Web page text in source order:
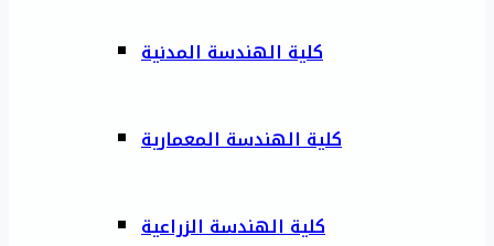
كلية الهندسة المدنية
كلية الهندسة المعمارية
كلية الهندسة الزراعية